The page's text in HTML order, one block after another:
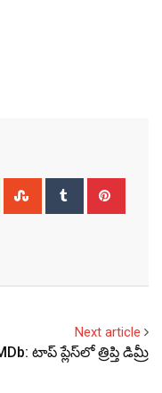
WhatsappStumbleUpon
Tumblr
Next article
టాప్ ప్లేస్‌లో త్రిప్తి డిమ్రీ